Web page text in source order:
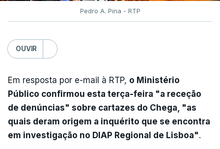
Pedro A. Pina - RTP
OUVIR
Em resposta por e-mail à RTP, o Ministério
Público confirmou esta terça-feira "a receção
de denúncias" sobre cartazes do Chega, "as
quais deram origem a inquérito que se encontra
em investigação no DIAP Regional de Lisboa".